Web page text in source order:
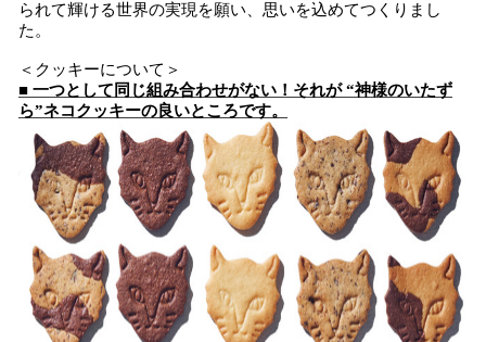
られて輝ける世界の実現を願い、思いを込めてつくりまし
た。
＜クッキーについて＞
■ 一つとして同じ組み合わせがない！それが “神様のいたず
ら”ネコクッキーの良いところです。